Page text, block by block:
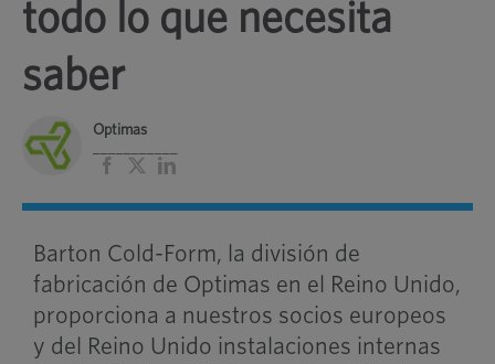
todo lo que necesita
saber
Optimas
Facebook
X LinkedIn
Barton Cold-Form, la división de
fabricación de Optimas en el Reino Unido,
proporciona a nuestros socios europeos
y del Reino Unido instalaciones internas